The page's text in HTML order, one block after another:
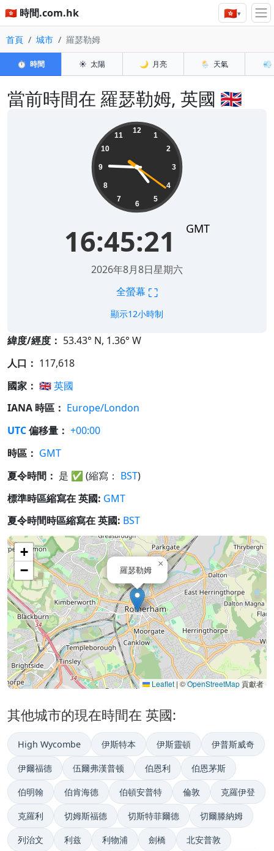
🇭🇰 時間.com.hk 🇭🇰▾
首頁 城市 羅瑟勒姆
⏱️ 時間 ☀️ 太陽 🌙 月亮 🌦️ 天氣 💨
當前時間在 羅瑟勒姆, 英國 🇬🇧
12
1
2
3
4
5
6
7
8
9
10
11
16:45:22 GMT
2026年8月8日星期六
全螢幕 ⛶
顯示12小時制
緯度/經度： 53.43° N, 1.36° W
人口： 117,618
國家： 🇬🇧英國
IANA 時區： Europe/London
UTC偏移量： +00:00
時區： GMT
夏令時間： 是 ✅ (縮寫： BST)
標準時區縮寫在 英國: GMT
夏令時間時區縮寫在 英國: BST
羅瑟勒姆
×
+
−
Leaflet |©OpenStreetMap貢獻者
其他城市的現在時間在 英國:
High Wycombe 伊斯特本 伊斯靈頓 伊普斯威奇
伊爾福德 伍爾弗漢普顿 伯恩利 伯恩茅斯
伯明翰 伯肯海德 伯頓安普特 倫敦 克羅伊登
克羅利 切姆斯福德 切斯特菲爾德 切爾滕納姆
列治文 利兹 利物浦 劍橋 北安普敦